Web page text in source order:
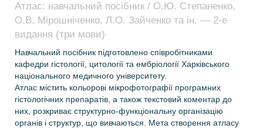
Атлас: навчальний посібник / О.Ю. Степаненко,
О.В. Мірошніченко, Л.О. Зайченко та ін. — 2-е
видання (три мови)
Навчальний посібник підготовлено співробітниками
кафедри гістології, цитології та ембріології Харківського
національного медичного університету.
Атлас містить кольорові мікрофотографії програмних
гістологічних препаратів, а також текстовий коментар до
них, розкриває структурно-функціональну організацію
органів і структур, що вивчаються. Мета створення атласу